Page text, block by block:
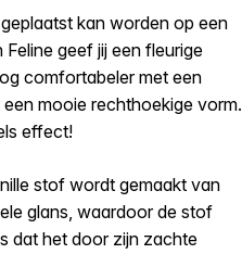
kan worden op een
geef jij een fleurige
comfortabeler met een
mooie rechthoekige vorm.
effect!
stof wordt gemaakt van
glans, waardoor de stof
dat het door zijn zachte